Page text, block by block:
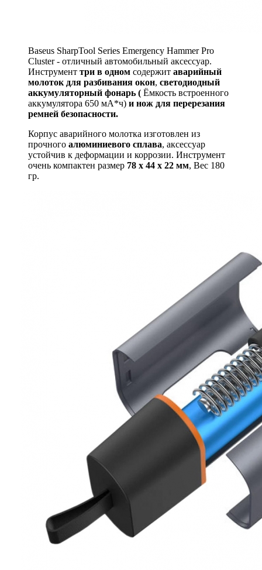
Baseus SharpTool Series Emergency Hammer Pro
Cluster - отличный автомобильный аксессуар.
Инструмент три в одном содержит аварийный
молоток для разбивания окон, светодиодный
аккумуляторный фонарь ( Ёмкость встроенного
аккумулятора 650 мА*ч) и нож для перерезания
ремней безопасности.
Корпус аварийного молотка изготовлен из
прочного алюминиевого сплава, аксессуар
устойчив к деформации и коррозии. Инструмент
очень компактен размер 78 х 44 х 22 мм, Вес 180
гр.